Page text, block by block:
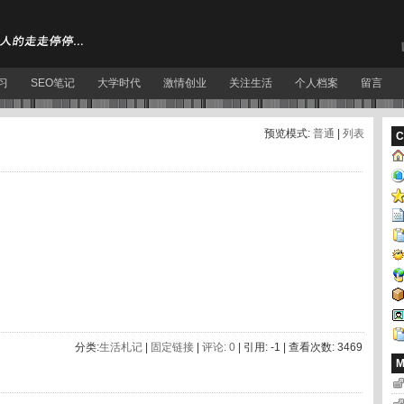
SEO笔记 大学时代 激情创业 关注生活 个人档案 留言
预览模式: 普通 列表
分类:生活札记 固定链接 评论: 0 | 引用: -1 | 查看次数: 3469